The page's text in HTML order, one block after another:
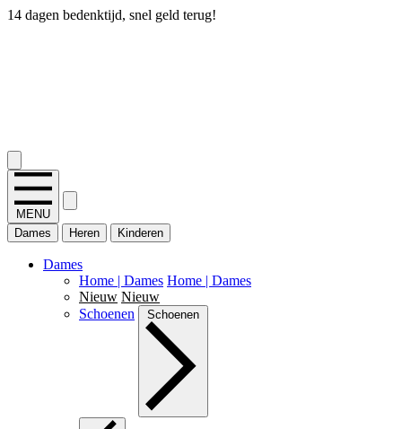
14 dagen bedenktijd, snel geld terug!
MENU
Dames
Heren Kinderen
Dames
Home | Dames Home | Dames
Nieuw Nieuw
Schoenen
Schoenen